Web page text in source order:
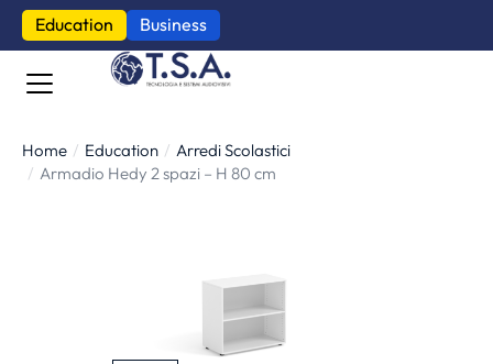
Education Business
Tu sei qui:
Home Education
Arredi Scolastici
Armadio Hedy 2 spazi – H 80 cm